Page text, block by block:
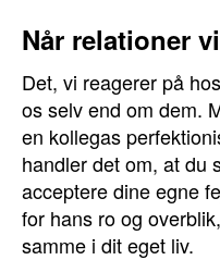
Når relationer
Det, vi reagerer på
os selv end om dem.
en kollegas
handler det om, at du
acceptere dine egne
for hans ro og
samme i dit eget liv.